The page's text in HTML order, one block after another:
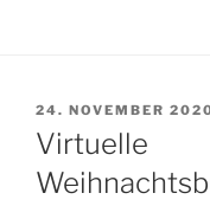
VERÖFFENTLICHT
AM
24. NOVEMBER
Virtuelle